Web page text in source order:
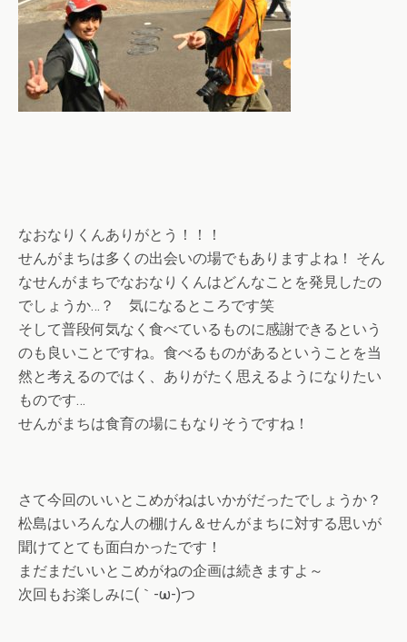
なおなりくんありがとう！！！
せんがまちは多くの出会いの場でもありますよね！ そん
なせんがまちでなおなりくんはどんなことを発見したの
でしょうか…？ 気になるところです笑
そして普段何気なく食べているものに感謝できるという
のも良いことですね。食べるものがあるということを当
然と考えるのではく、ありがたく思えるようになりたい
ものです…
せんがまちは食育の場にもなりそうですね！
さて今回のいいとこめがねはいかがだったでしょうか？
松島はいろんな人の棚けん＆せんがまちに対する思いが
聞けてとても面白かったです！
まだまだいいとこめがねの企画は続きますよ～
次回もお楽しみに(｀-ω-)つ